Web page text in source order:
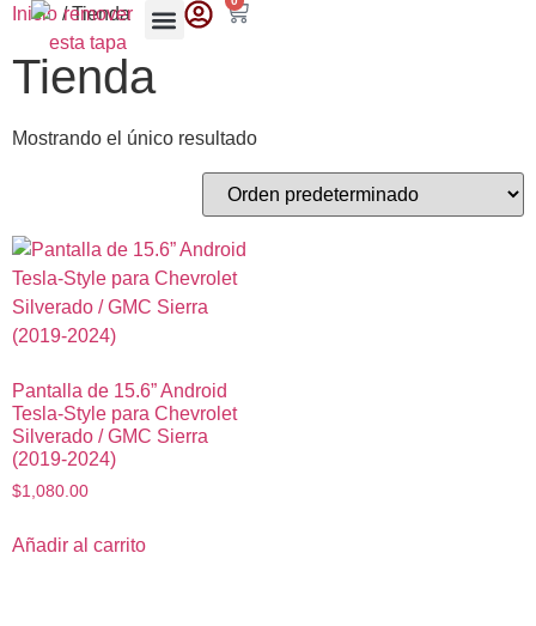
Inicio / Tienda
Tienda
Mostrando el único resultado
Pantalla de 15.6” Android
Tesla-Style para Chevrolet
Silverado / GMC Sierra
(2019-2024)
$1,080.00
Añadir al carrito